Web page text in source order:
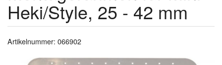
Heki/Style, 25 - 42 mm
Artikelnummer: 066902